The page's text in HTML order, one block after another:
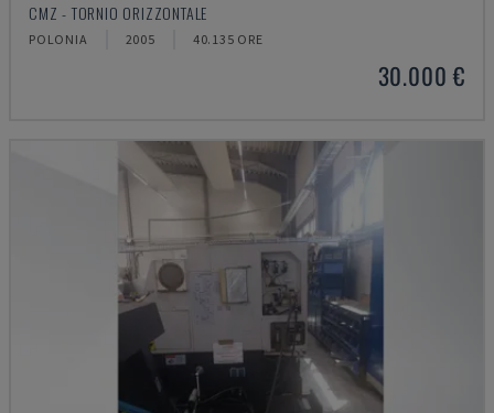
CMZ - TORNIO ORIZZONTALE
POLONIA 2005 40.135 ORE
30.000 €